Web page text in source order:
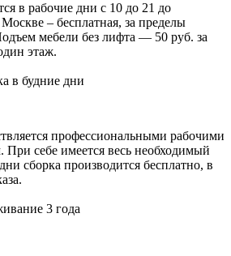
в рабочие дни с 10 до 21 до
– бесплатная, за пределы
мебели без лифта — 50 руб. за
этаж.
профессиональными рабочими
При себе имеется весь необходимый
сборка производится бесплатно, в